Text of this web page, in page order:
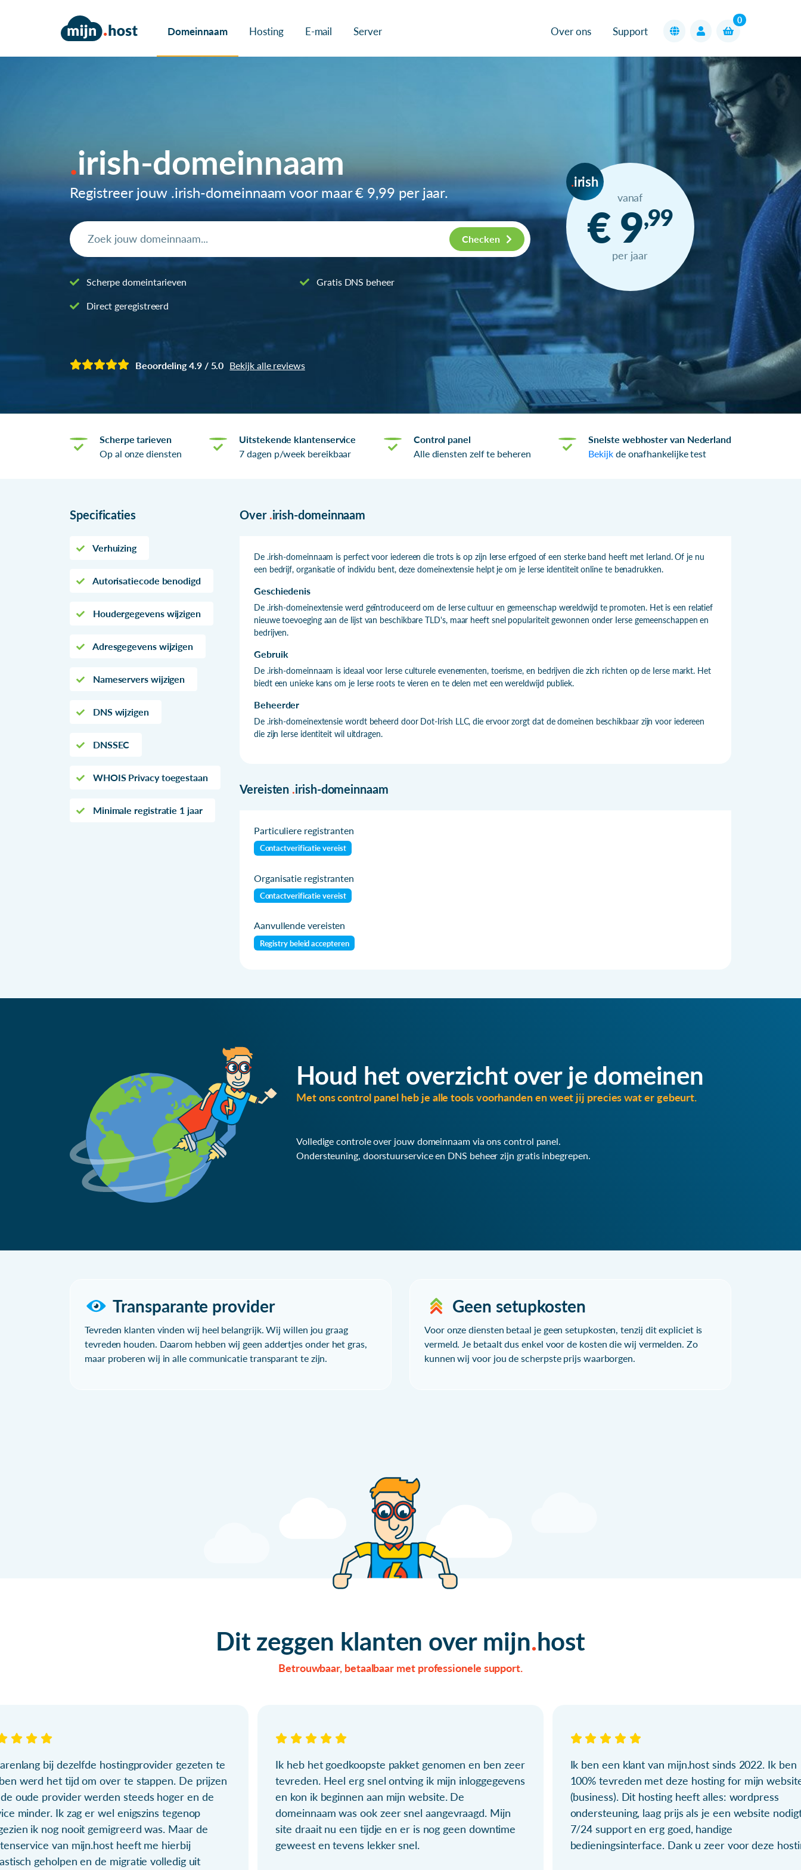
Domeinnaam Hosting E-mail Server Over ons Support
0
irish-domeinnaam
Registreer jouw .irish-domeinnaam voor maar€ 9,99 per jaar.
Checken
Scherpe domeintarieven
Direct geregistreerd
Gratis DNS beheer
irish
vanaf
€ 9,99
per jaar
Beoordeling 4.9 / 5.0 Bekijk alle reviews
Scherpe tarieven
Op al onze diensten
Uitstekende klantenservice
7 dagen p/week bereikbaar
Control panel
Alle diensten zelf te beheren
Snelste webhoster van Nederland
Bekijkde onafhankelijke test
Specificaties
Verhuizing
Autorisatiecode benodigd
Houdergegevens wijzigen
Adresgegevens wijzigen
Nameservers wijzigen
DNS wijzigen
DNSSEC
WHOIS Privacy toegestaan
Minimale registratie 1 jaar
Over .irish-domeinnaam
De .irish-domeinnaam is perfect voor iedereen die trots is op zijn Ierse erfgoed of een sterke band heeft met Ierland. Of je nu
een bedrijf, organisatie of individu bent, deze domeinextensie helpt je om je Ierse identiteit online te benadrukken.
Geschiedenis
De .irish-domeinextensie werd geïntroduceerd om de Ierse cultuur en gemeenschap wereldwijd te promoten. Het is een relatief
nieuwe toevoeging aan de lijst van beschikbare TLD's, maar heeft snel populariteit gewonnen onder Ierse gemeenschappen en
bedrijven.
Gebruik
De .irish-domeinnaam is ideaal voor Ierse culturele evenementen, toerisme, en bedrijven die zich richten op de Ierse markt. Het
biedt een unieke kans om je Ierse roots te vieren en te delen met een wereldwijd publiek.
Beheerder
De .irish-domeinextensie wordt beheerd door Dot-Irish LLC, die ervoor zorgt dat de domeinen beschikbaar zijn voor iedereen
die zijn Ierse identiteit wil uitdragen.
Vereisten .irish-domeinnaam
Particuliere registranten
Contactverificatie vereist
Organisatie registranten
Contactverificatie vereist
Aanvullende vereisten
Registry beleid accepteren
Houd het overzicht over je domeinen
Met ons control panel heb je alle tools voorhanden en weet jij precies wat er gebeurt.
Volledige controle over jouw domeinnaam via ons control panel.
Ondersteuning, doorstuurservice en DNS beheer zijn gratis inbegrepen.
Transparante provider
Tevreden klanten vinden wij heel belangrijk. Wij willen jou graag
tevreden houden. Daarom hebben wij geen addertjes onder het gras,
maar proberen wij in alle communicatie transparant te zijn.
Geen setupkosten
Voor onze diensten betaal je geen setupkosten, tenzij dit expliciet is
vermeld. Je betaalt dus enkel voor de kosten die wij vermelden. Zo
kunnen wij voor jou de scherpste prijs waarborgen.
Dit zeggen klanten over mijn host
Betrouwbaar, betaalbaar met professionele support.
bij dezelfde hostingprovider gezeten te
werd het tijd om over te stappen. De prijzen
oude provider werden steeds hoger en de
minder. Ik zag er wel enigszins tegenop
ik nog nooit gemigreerd was. Maar de
van mijn.host heeft me hierbij
geholpen en de migratie volledig uit
Ik heb het goedkoopste pakket genomen en ben zeer
tevreden. Heel erg snel ontving ik mijn inloggegevens
en kon ik beginnen aan mijn website. De
domeinnaam was ook zeer snel aangevraagd. Mijn
site draait nu een tijdje en er is nog geen downtime
geweest en tevens lekker snel.
Ik ben een klant van mijn.host sinds 2022. Ik ben
100% tevreden met deze hosting for mijn
(business). Dit hosting heeft alles: wordpress
ondersteuning, laag prijs als je een website
7/24 support en erg goed, handige
bedieningsinterface. Dank u zeer voor deze